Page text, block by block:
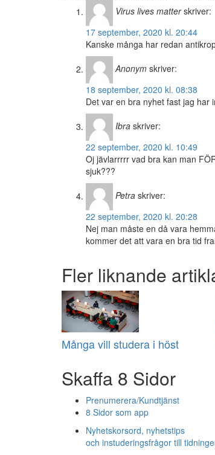
Virus lives matter skriver:
17 september, 2020 kl. 20:44
Kanske många har redan
Anonym skriver:
18 september, 2020 kl. 08:38
Det var en bra nyhet fast jag har
Ibra skriver:
22 september, 2020 kl. 10:49
Oj jävlarrrrr vad bra kan man
sjuk???
Petra skriver:
22 september, 2020 kl. 20:28
Nej man måste en då vara
kommer det att vara en bra tid
Fler liknande
Många vill studera i höst
Skaffa 8 Sidor
Prenumerera/Kundtjänst
8 Sidor som app
Nyhetskorsord, nyhetstips
och instuderingsfrågor till